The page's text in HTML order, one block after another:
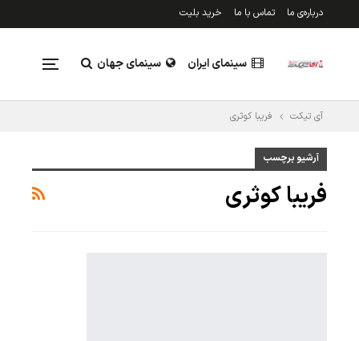
درباره‌ی ما تماس با ما خرید بلیت
سینمای ایران سینمای جهان
نقد و بررسی
آی تیکت فریبا کوثری
آرشیو برچسب
فریبا کوثری